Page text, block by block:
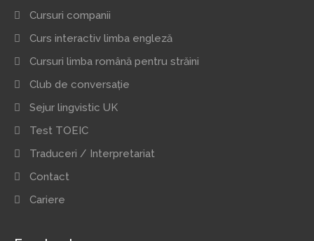
Cursuri companii
Curs interactiv limba engleză
Cursuri limba română pentru străini
Club de conversație
Sejur lingvistic UK
Test TOEIC
Traduceri / Interpretariat
Contact
Cariere